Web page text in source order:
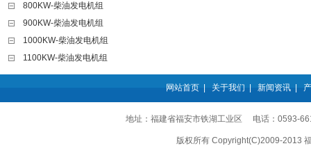
800KW-柴油发电机组
900KW-柴油发电机组
1000KW-柴油发电机组
1100KW-柴油发电机组
网站首页| 关于我们 新闻资讯|
地址：福建省福安市铁湖工业区 电话：0593-
版权所有 Copyright(C)2009-2013